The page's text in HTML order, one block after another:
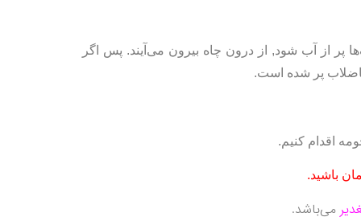
از آب شود, از درون چاه بیرون می‌آیند. پس اگر
پر شده است.
اقدام کنیم.
باشید.
می‌باشد.